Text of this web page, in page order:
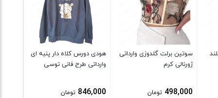
سوتین برلت گلدوزی وارداتی
ژورنالی کرم
498,000 تومان
هودی دورس کلاه دار پنبه ای
وارداتی طرح فانی توسی
846,000 تومان